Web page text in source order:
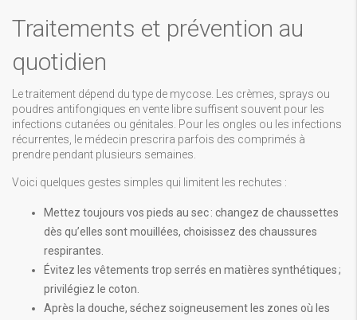
Traitements et prévention au
quotidien
Le traitement dépend du type de mycose. Les crèmes, sprays ou
poudres antifongiques en vente libre suffisent souvent pour les
infections cutanées ou génitales. Pour les ongles ou les infections
récurrentes, le médecin prescrira parfois des comprimés à
prendre pendant plusieurs semaines.
Voici quelques gestes simples qui limitent les rechutes :
Mettez toujours vos pieds au sec : changez de chaussettes
dès qu’elles sont mouillées, choisissez des chaussures
respirantes.
Évitez les vêtements trop serrés en matières synthétiques ;
privilégiez le coton.
Après la douche, séchez soigneusement les zones où les